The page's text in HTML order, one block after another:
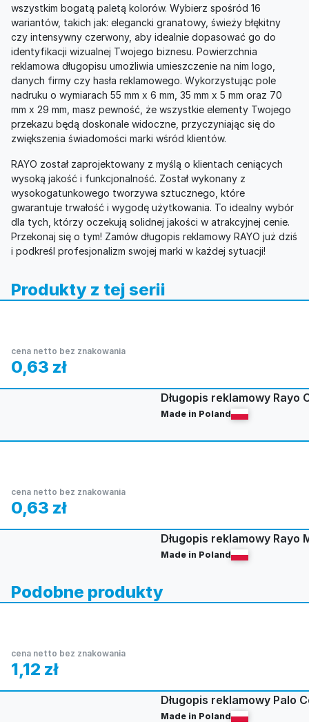
wszystkim bogatą paletą kolorów. Wybierz spośród 16
wariantów, takich jak: elegancki granatowy, świeży błękitny
czy intensywny czerwony, aby idealnie dopasować go do
identyfikacji wizualnej Twojego biznesu. Powierzchnia
reklamowa długopisu umożliwia umieszczenie na nim logo,
danych firmy czy hasła reklamowego. Wykorzystując pole
nadruku o wymiarach 55 mm x 6 mm, 35 mm x 5 mm oraz 70
mm x 29 mm, masz pewność, że wszystkie elementy Twojego
przekazu będą doskonale widoczne, przyczyniając się do
zwiększenia świadomości marki wśród klientów.
RAYO został zaprojektowany z myślą o klientach ceniących
wysoką jakość i funkcjonalność. Został wykonany z
wysokogatunkowego tworzywa sztucznego, które
gwarantuje trwałość i wygodę użytkowania. To idealny wybór
dla tych, którzy oczekują solidnej jakości w atrakcyjnej cenie.
Przekonaj się o tym! Zamów długopis reklamowy RAYO już dziś
i podkreśl profesjonalizm swojej marki w każdej sytuacji!
Produkty z tej serii
cena netto bez znakowania
0,63 zł
Długopis reklamowy Rayo
Made in Poland
cena netto bez znakowania
0,63 zł
Długopis reklamowy Rayo
Made in Poland
Podobne produkty
cena netto bez znakowania
1,12 zł
Długopis reklamowy Palo
Made in Poland